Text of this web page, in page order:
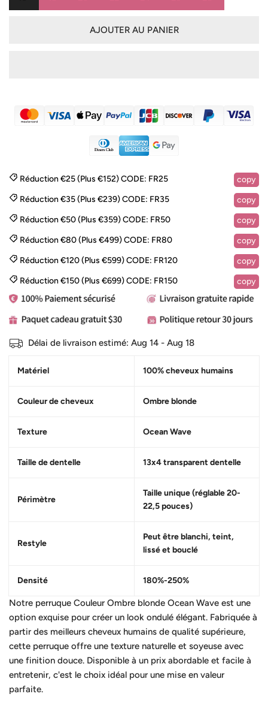
AJOUTER AU PANIER
Réduction €25 (Plus €152)CODE: FR25
copy
Réduction €35 (Plus €239)CODE: FR35
copy
Réduction €50 (Plus €359)CODE: FR50
copy
Réduction €80 (Plus €499)CODE: FR80
copy
Réduction €120 (Plus €599)CODE: FR120
copy
Réduction €150 (Plus €699)CODE: FR150 copy
Délai de livraison estimé: Aug 14 - Aug 18
Matériel 100% cheveux humains
Couleur de cheveux Ombre blonde
Texture Ocean Wave
Taille de dentelle 13x4 transparent dentelle
Périmètre
Taille unique (réglable 20-
22,5 pouces)
Restyle
Peut être blanchi, teint,
lissé et bouclé
Densité 180%-250%
Notre perruque Couleur Ombre blonde Ocean Wave est une
option exquise pour créer un look ondulé élégant. Fabriquée à
partir des meilleurs cheveux humains de qualité supérieure,
cette perruque offre une texture naturelle et soyeuse avec
une finition douce. Disponible à un prix abordable et facile à
entretenir, c'est le choix idéal pour une mise en valeur
parfaite.